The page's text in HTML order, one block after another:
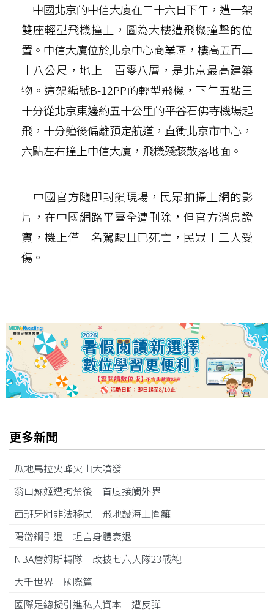
中國北京的中信大廈在二十六日下午，遭一架
雙座輕型飛機撞上，圖為大樓遭飛機撞擊的位
置。中信大廈位於北京中心商業區，樓高五百二
十八公尺，地上一百零八層，是北京最高建築
物。這架編號B-12PP的輕型飛機，下午五點三
十分從北京東邊約五十公里的平谷石佛寺機場起
飛，十分鐘後偏離預定航道，直衝北京市中心，
六點左右撞上中信大廈，飛機殘骸散落地面。
中國官方隨即封鎖現場，民眾拍攝上網的影
片，在中國網路平臺全遭刪除，但官方消息證
實，機上僅一名駕駛且已死亡，民眾十三人受
傷。
更多新聞
瓜地馬拉火峰火山大噴發
翁山蘇姬遭拘禁後 首度接觸外界
西班牙阻非法移民 飛地設海上圍籬
陽岱鋼引退 坦言身體衰退
NBA詹姆斯轉隊 改披七六人隊23戰袍
大千世界 國際篇
國際足總擬引進私人資本 遭反彈